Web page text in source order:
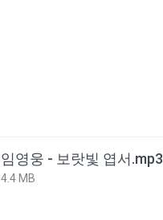
임영웅 - 보랏빛 엽서.mp3
4.4 MB